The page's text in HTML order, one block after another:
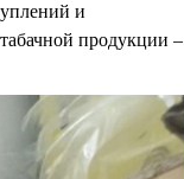
и
продукции –